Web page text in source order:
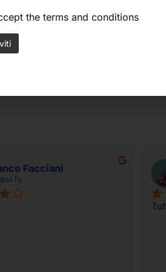
(Stafil)
Facciani
fa
the terms and conditions